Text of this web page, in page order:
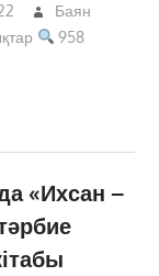
Баян
958
«Ихсан –